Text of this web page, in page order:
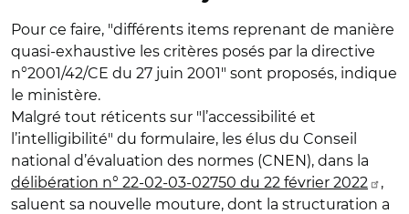
Pour ce faire, "différents items reprenant de manière
quasi-exhaustive les critères posés par la directive
n°2001/42/CE du 27 juin 2001" sont proposés, indique
le ministère.
Malgré tout réticents sur "l’accessibilité et
l’intelligibilité" du formulaire, les élus du Conseil
national d’évaluation des normes (CNEN), dans la
délibération n° 22-02-03-02750 du 22 février 2022
,
saluent sa nouvelle mouture, dont la structuration a